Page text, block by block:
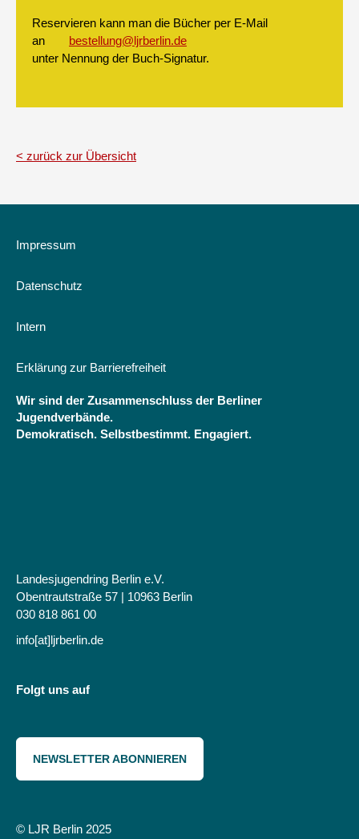
Reservieren kann man die Bücher per E-Mail
an
bestellung@ljrberlin.de
unter Nennung der Buch-Signatur.
zurück zur Übersicht
Impressum
Datenschutz
Intern
Erklärung zur Barrierefreiheit
Wir sind der Zusammenschluss der Berliner
Jugendverbände.
Demokratisch. Selbstbestimmt. Engagiert.
Landesjugendring Berlin e.V.
Obentrautstraße 57 | 10963 Berlin
030 818 861 00
info[at]ljrberlin.de
Folgt uns auf
NEWSLETTER ABONNIEREN
© LJR Berlin 2025